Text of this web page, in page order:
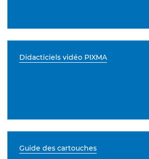
Didacticiels vidéo PIXMA
Guide des cartouches